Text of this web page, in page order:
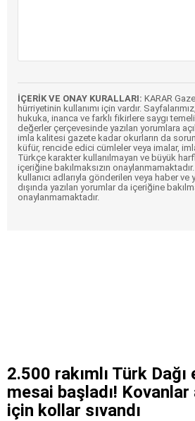
İÇERİK VE ONAY KURALLARI: KARAR
hürriyetinin kullanımı için vardır.
hukuka, inanca ve farklı fikirlere saygı
değerler çerçevesinde yazılan yorumlara
imla kalitesi gazete kadar okurların da
küfür, rencide edici cümleler veya imalar,
Türkçe karakter kullanılmayan ve büyük
içeriğine bakılmaksızın
kullanıcı adlarıyla gönderilen veya haber ve
dışında yazılan yorumlar da içeriğine
onaylanmamaktadır.
2.500 rakımlı Türk
mesai başladı! Kovanlar
için kollar sıvandı